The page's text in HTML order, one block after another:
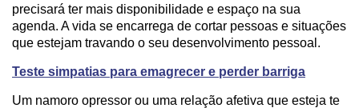
precisará ter mais disponibilidade e espaço na sua
agenda. A vida se encarrega de cortar pessoas e situações
que estejam travando o seu desenvolvimento pessoal.
Teste simpatias para emagrecer e perder barriga
Um namoro opressor ou uma relação afetiva que esteja te